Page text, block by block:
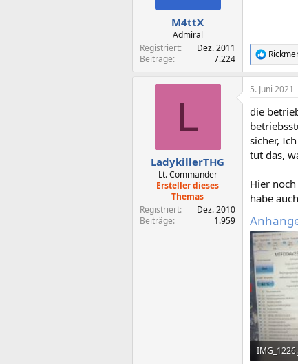
M4ttX
Admiral
Registriert
Dez. 2011
Beiträge
7.224
R
e
a
k
i
o
n
e
n
L
LadykillerTHG
Lt. Commander
Ersteller dieses
Themas
Registriert
Dez. 2010
Beiträge
1.959
5. Juni 2021
die
sicher,
tut das,
Hier
habe